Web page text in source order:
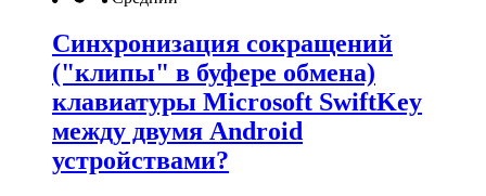
Синхронизация сокращений
("клипы" в буфере обмена)
клавиатуры Microsoft SwiftKey
между двумя Android
устройствами?